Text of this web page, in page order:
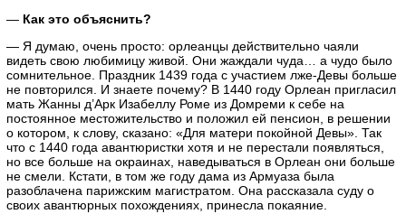
— Как это объяснить?
— Я думаю, очень просто: орлеанцы действительно чаяли
видеть свою любимицу живой. Они жаждали чуда… а чудо было
сомнительное. Праздник 1439 года с участием лже-Девы больше
не повторился. И знаете почему? В 1440 году Орлеан пригласил
мать Жанны д’Арк Изабеллу Роме из Домреми к себе на
постоянное местожительство и положил ей пенсион, в решении
о котором, к слову, сказано: «Для матери покойной Девы». Так
что с 1440 года авантюристки хотя и не перестали появляться,
но все больше на окраинах, наведываться в Орлеан они больше
не смели. Кстати, в том же году дама из Армуаза была
разоблачена парижским магистратом. Она рассказала суду о
своих авантюрных похождениях, принесла покаяние.